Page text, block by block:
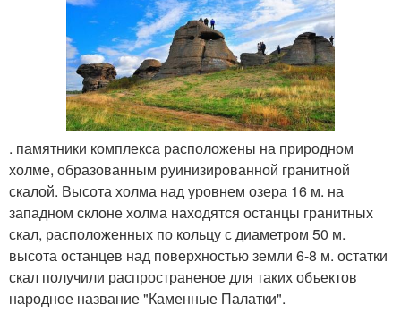
. памятники комплекса расположены на природном
холме, образованным руинизированной гранитной
скалой. Высота холма над уровнем озера 16 м. на
западном склоне холма находятся останцы гранитных
скал, расположенных по кольцу с диаметром 50 м.
высота останцев над поверхностью земли 6-8 м. остатки
скал получили распространеное для таких объектов
народное название "Каменные Палатки".